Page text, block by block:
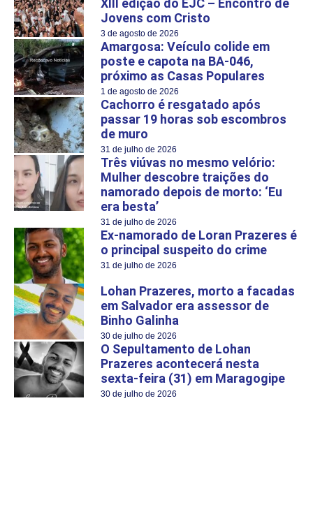
XIII edição do EJC – Encontro de
Jovens com Cristo
3 de agosto de 2026
Amargosa: Veículo colide em
poste e capota na BA-046,
próximo as Casas Populares
1 de agosto de 2026
Cachorro é resgatado após
passar 19 horas sob escombros
de muro
31 de julho de 2026
Três viúvas no mesmo velório:
Mulher descobre traições do
namorado depois de morto: ‘Eu
era besta’
31 de julho de 2026
Ex-namorado de Loran Prazeres é
o principal suspeito do crime
31 de julho de 2026
Lohan Prazeres, morto a facadas
em Salvador era assessor de
Binho Galinha
30 de julho de 2026
O Sepultamento de Lohan
Prazeres acontecerá nesta
sexta-feira (31) em Maragogipe
30 de julho de 2026